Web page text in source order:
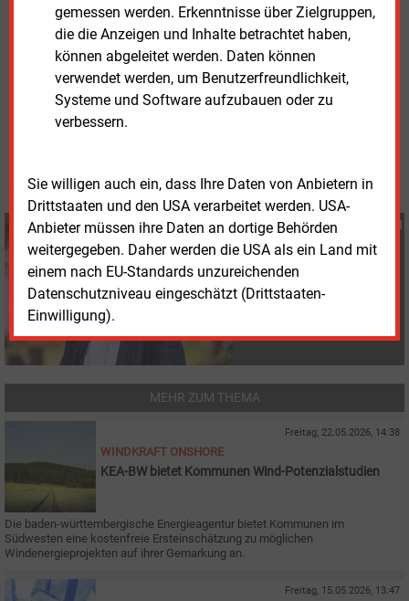
gemessen werden. Erkenntnisse über Zielgruppen,
die die Anzeigen und Inhalte betrachtet haben,
können abgeleitet werden. Daten können
verwendet werden, um Benutzerfreundlichkeit,
Systeme und Software aufzubauen oder zu
verbessern.
Sie willigen auch ein, dass Ihre Daten von Anbietern in
Drittstaaten und den USA verarbeitet werden. USA-
Anbieter müssen ihre Daten an dortige Behörden
weitergegeben. Daher werden die USA als ein Land mit
einem nach EU-Standards unzureichenden
Datenschutzniveau eingeschätzt (Drittstaaten-
Einwilligung).
DieStudienergebnisse der Bürgermeisterbefragung
2026stehen im Internet bereit.
Mittwoch, 29.04.2026, 12:21 Uhr
Susanne Harmsen
Susanne Harmsen
+49 (0) 151 28207503
s.harmsen@energie-
und-management.de
MEHR ZUM THEMA
Freitag, 22.05.2026, 14:38
WINDKRAFT ONSHORE
KEA-BW bietet Kommunen Wind-Potenzialstudien
Die baden-württembergische Energieagentur bietet Kommunen im
Südwesten eine kostenfreie Ersteinschätzung zu möglichen
Windenergieprojekten auf ihrer Gemarkung an.
Freitag, 15.05.2026, 13:47